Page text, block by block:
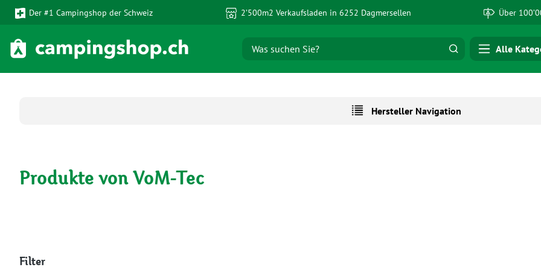
Hauptinhalt springen
Zur Suche springen
Zur Hauptnavigation springen
Der #1 Campingshop der Schweiz 2’500m2 Verkaufsladen in 6252 Dagmersellen Über
Alle
Hersteller Navigation
Produkte von VoM-Tec
Filter